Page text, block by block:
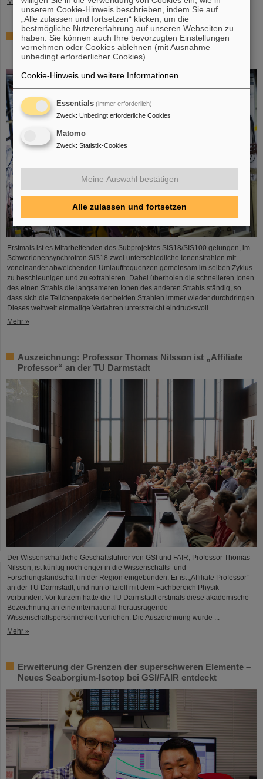
Gleichzeitige Beschleunigung von zwei Ionenstrahlen:
Einzigartiges Verfahren im Ringbeschleuniger SIS18
demonstriert
Erstmals ist es Mitarbeitenden des Subprojektes SIS18/SIS100 gelungen, im
Schwerionensynchrotron SIS18 zwei unterschiedliche Ionenstrahlen mit
voneinander abweichenden Umlauffrequenzen gemeinsam im selben Zyklus
zu beschleunigen und zu extrahieren. Dabei überholen die schnelleren Ionen
des einen Strahls die langsameren Ionen des anderen Strahls ständig, so
dass sich die Teilchenpakete der beiden Strahlen immer wieder durchdringen.
Dieses weltweit einmalige Verfahren unterstreicht eindrucksvoll…
Mehr »
Auszeichnung: Professor Thomas Nilsson ist „Affiliate
Professor“ an der TU Darmstadt
Der Wissenschaftliche Geschäftsführer von GSI und FAIR, Professor Thomas
Nilsson, ist künftig noch enger in die Wissenschafts- und
Forschungslandschaft in der Region eingebunden: Er ist „Affiliate Professor“
an der TU Darmstadt, und nun offiziell mit dem Fachbereich Physik
verbunden. Vor kurzem hatte die TU Darmstadt erstmals diese akademische
Bezeichnung an eine international herausragende
Wissenschaftspersönlichkeit verliehen. Die Auszeichnung wurde ...
Mehr »
Erweiterung der Grenzen der superschweren Elemente –
Neues Seaborgium-Isotop bei GSI/FAIR entdeckt
unserem Cookie-Hinweis beschrieben, indem Sie auf
„Alle zulassen und fortsetzen“ klicken, um die
bestmögliche Nutzererfahrung auf unseren Webseiten zu
haben. Sie können auch Ihre bevorzugten Einstellungen
vornehmen oder Cookies ablehnen (mit Ausnahme
unbedingt erforderlicher Cookies).
Cookie-Hinweis und weitere Informationen
Essentials (immer erforderlich)
Zweck: Unbedingt erforderliche Cookies
Matomo
Zweck: Statistik-Cookies
Meine Auswahl bestätigen
Alle zulassen und fortsetzen